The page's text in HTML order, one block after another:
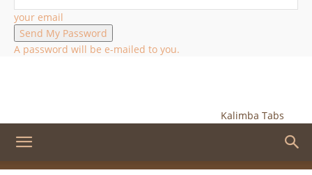
your email
A password will be e-mailed to you.
Kalimba Tabs